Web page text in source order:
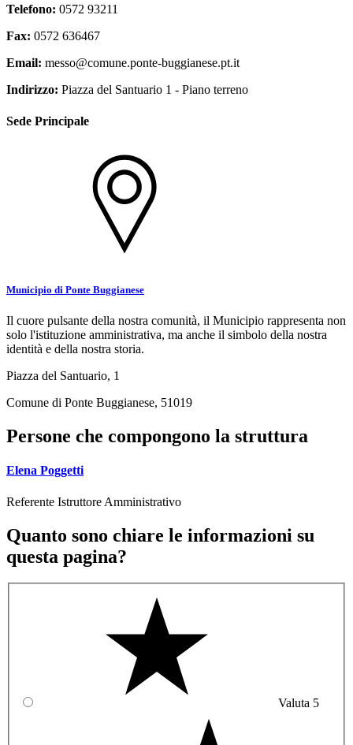
Telefono: 0572 93211
Fax: 0572 636467
Email: messo@comune.ponte-buggianese.pt.it
Indirizzo: Piazza del Santuario 1 - Piano terreno
Sede Principale
Municipio di Ponte Buggianese
Il cuore pulsante della nostra comunità, il Municipio rappresenta non
solo l'istituzione amministrativa, ma anche il simbolo della nostra
identità e della nostra storia.
Piazza del Santuario, 1
Comune di Ponte Buggianese, 51019
Persone che compongono la struttura
Elena Poggetti
Referente Istruttore Amministrativo
Quanto sono chiare le informazioni su
questa pagina?
Valuta 5